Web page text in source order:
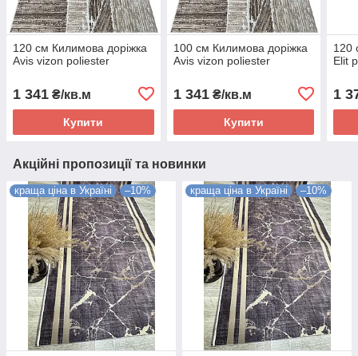
120 см Килимова доріжка
Avis vizon poliester
1 341 ₴/кв.м
Купити
100 см Килимова доріжка
Avis vizon poliester
1 341₴/кв.м
Купити
120
Elit
1
Акційні пропозиції та новинки
краща ціна в Україні –10% краща ціна в Україні –10%